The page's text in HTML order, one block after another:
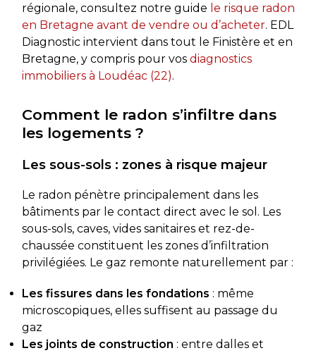
régionale, consultez notre guide le risque radon
en Bretagne avant de vendre ou d’acheter. EDL
Diagnostic intervient dans tout le Finistère et en
Bretagne, y compris pour vos diagnostics
immobiliers à Loudéac (22).
Comment le radon s’infiltre dans
les logements ?
Les sous-sols : zones à risque majeur
Le radon pénètre principalement dans les
bâtiments par le contact direct avec le sol. Les
sous-sols, caves, vides sanitaires et rez-de-
chaussée constituent les zones d’infiltration
privilégiées. Le gaz remonte naturellement par :
Les fissures dans les fondations : même
microscopiques, elles suffisent au passage du
gaz
Les joints de construction : entre dalles et